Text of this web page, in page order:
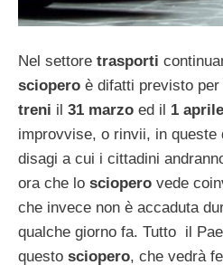
Nel settore trasporti
sciopero è difatti previsto per
treni il 31 marzo ed il 1
improvvise, o rinvii, in queste
disagi a cui i cittadini
ora che lo sciopero vede
che invece non è accaduta
qualche giorno fa. Tutto il
questo sciopero, che vedrà